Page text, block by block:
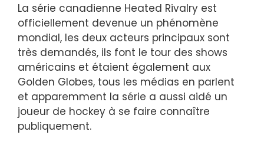
La série canadienne Heated Rivalry est
officiellement devenue un phénomène
mondial, les deux acteurs principaux sont
très demandés, ils font le tour des shows
américains et étaient également aux
Golden Globes, tous les médias en parlent
et apparemment la série a aussi aidé un
joueur de hockey à se faire connaître
publiquement.